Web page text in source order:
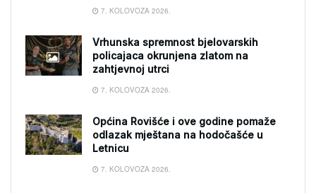
7. KOLOVOZA 2026.
Vrhunska spremnost bjelovarskih
policajaca okrunjena zlatom na
zahtjevnoj utrci
7. KOLOVOZA 2026.
Općina Rovišće i ove godine pomaže
odlazak mještana na hodočašće u
Letnicu
7. KOLOVOZA 2026.